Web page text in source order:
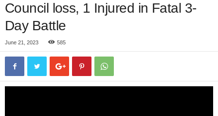
Council loss, 1 Injured in Fatal 3-
Day Battle
June 21, 2023 585